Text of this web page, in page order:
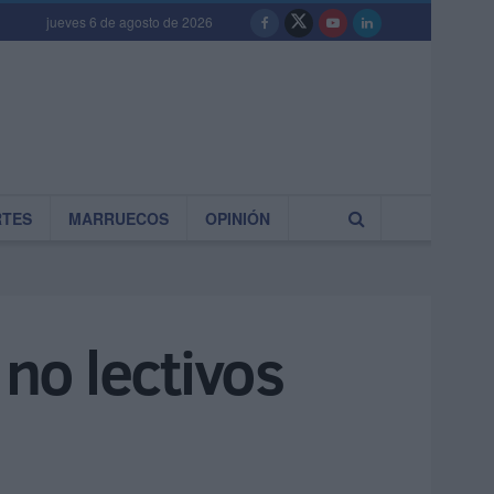
jueves 6 de agosto de 2026
MARRUECOS OPINIÓN
lectivos